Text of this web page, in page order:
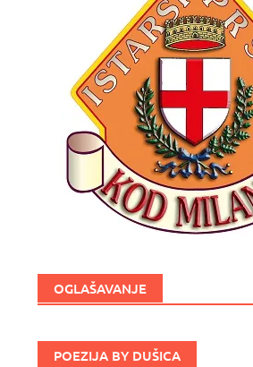
OGLAŠAVANJE
POEZIJA BY DUŠICA